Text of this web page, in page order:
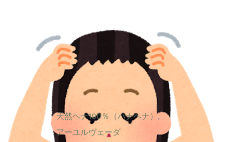
天然ヘナ100％（ハナヘナ）,
アーユルヴェーダ